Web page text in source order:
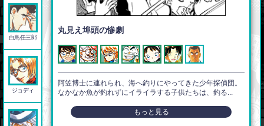
丸見え埠頭の惨劇
阿笠博士に連れられ、海へ釣りにやってきた少年探偵団。
なかなか魚が釣れずにイライラする子供たちは、釣る...
もっと見る
白鳥任三郎
ジョディ